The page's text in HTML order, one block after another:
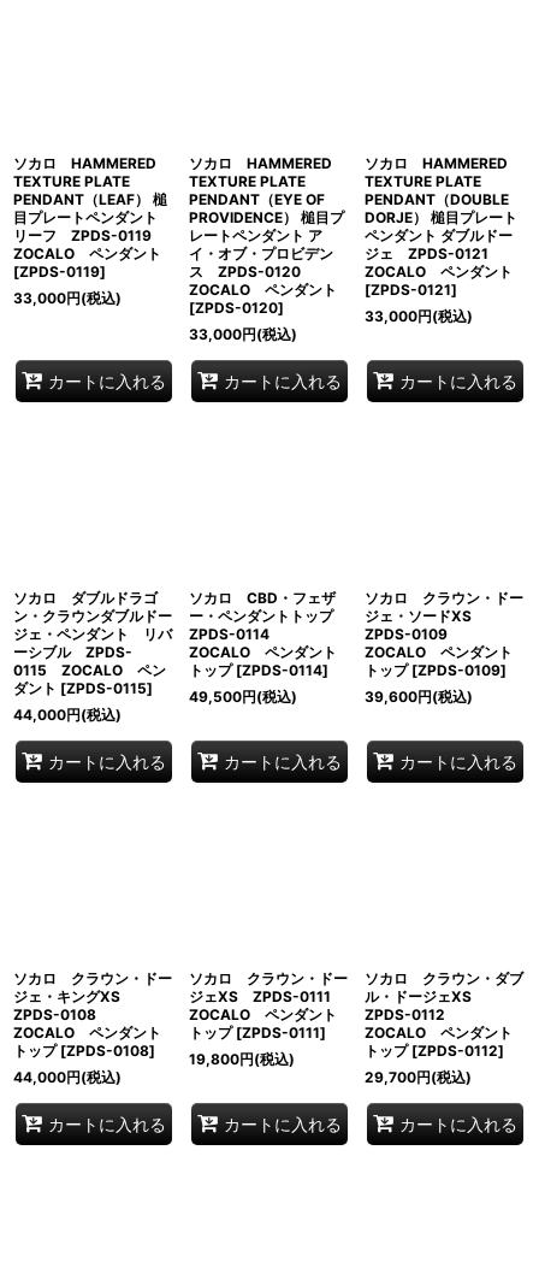
ソカロ HAMMERED
TEXTURE PLATE
PENDANT（LEAF） 槌
目プレートペンダント
リーフ ZPDS-0119
ZOCALO ペンダント
[ZPDS-0119]
33,000円(税込)
カートに入れる
ソカロ HAMMERED
TEXTURE PLATE
PENDANT（EYE OF
PROVIDENCE） 槌目プ
レートペンダント ア
イ・オブ・プロビデン
ス ZPDS-0120
ZOCALO ペンダント
[ZPDS-0120]
33,000円(税込)
カートに入れる
ソカロ HAMMERED
TEXTURE PLATE
PENDANT（DOUBLE
DORJE） 槌目プレート
ペンダント ダブルドー
ジェ ZPDS-0121
ZOCALO ペンダント
[ZPDS-0121]
33,000円(税込)
カートに入れる
ソカロ ダブルドラゴ
ン・クラウンダブルドー
ジェ・ペンダント リバ
ーシブル ZPDS-
0115 ZOCALO ペン
ダント [ZPDS-0115]
44,000円(税込)
カートに入れる
ソカロ CBD・フェザ
ー・ペンダントトップ
ZPDS-0114
ZOCALO ペンダント
トップ [ZPDS-0114]
49,500円(税込)
カートに入れる
ソカロ クラウン・ドー
ジェ・ソードXS
ZPDS-0109
ZOCALO ペンダント
トップ [ZPDS-0109]
39,600円(税込)
カートに入れる
ソカロ クラウン・ドー
ジェ・キングXS
ZPDS-0108
ZOCALO ペンダント
トップ [ZPDS-0108]
44,000円(税込)
カートに入れる
ソカロ クラウン・ドー
ジェXS ZPDS-0111
ZOCALO ペンダント
トップ [ZPDS-0111]
19,800円(税込)
カートに入れる
ソカロ クラウン・ダブ
ル・ドージェXS
ZPDS-0112
ZOCALO ペンダント
トップ [ZPDS-0112]
29,700円(税込)
カートに入れる